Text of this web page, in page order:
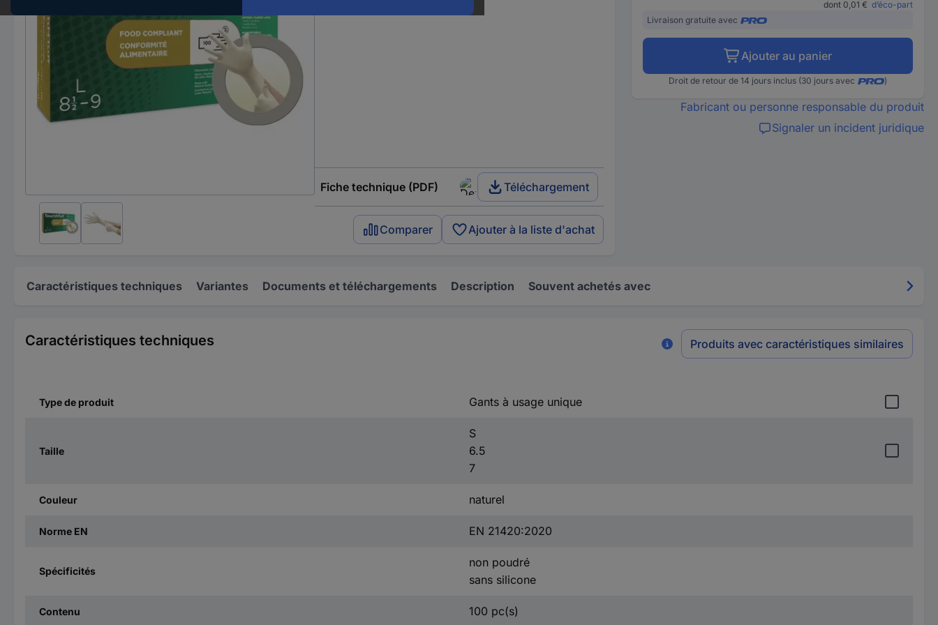
Fiche technique (PDF) Téléchargement
Comparer Ajouter à la liste d'achat
dont 0,01 € d’éco-part
Livraison gratuite avec
Ajouter au panier
Droit de retour de 14 jours inclus (30 jours avec )
Fabricant ou personne responsable du produit
Signaler un incident juridique
Caractéristiques techniques Variantes Documents et téléchargements Description Souvent achetés avec
Caractéristiques techniques Produits avec caractéristiques similaires
Type de produit Gants à usage unique
Taille
S
6.5
7
Couleur naturel
Norme EN EN 21420:2020
Spécificités
non poudré
sans silicone
Contenu 100 pc(s)